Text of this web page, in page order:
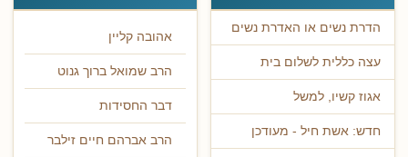
הדרת נשים או האדרת נשים
עצה כללית לשלום בית
אגוז קשיו, למשל
חדש: אשת חיל - מעודכן
אהובה קליין
הרב שמואל ברוך גנוט
דבר החסידות
הרב אברהם חיים זילבר